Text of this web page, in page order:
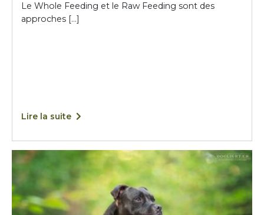
Le Whole Feeding et le Raw Feeding sont des
approches […]
Lire la suite